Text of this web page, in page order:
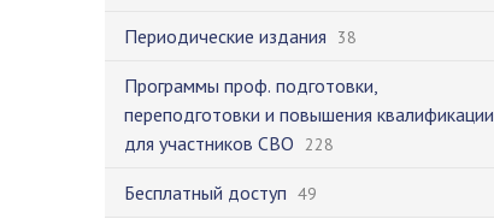
Периодические издания 38
Программы проф. подготовки,
переподготовки и повышения квалификации
для участников СВО 228
Бесплатный доступ 49